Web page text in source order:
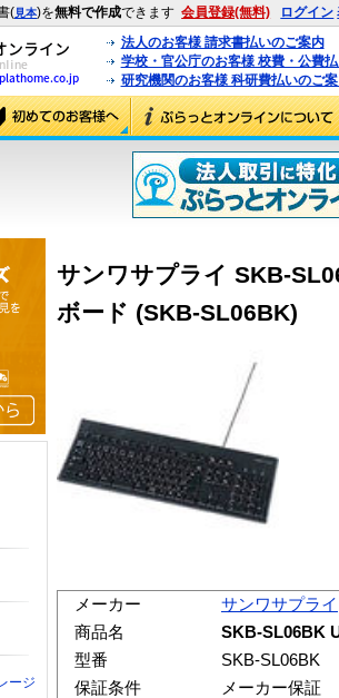
(見本)を無料で作成できます 会員登録(無料) ログイン
法人のお客様 請求書払いのご案内
学校・官公庁のお客様 校費・公費
研究機関のお客様 科研費払いのご
サンワサプライ SKB-
ボード (SKB-SL06BK)
メーカー
サンワサプライ
商品名
SKB-SL06BK
型番
SKB-SL06BK
保証条件
メーカー保証
ージ